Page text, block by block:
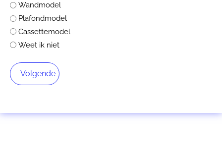
Wandmodel
Plafondmodel
Cassettemodel
Weet ik niet